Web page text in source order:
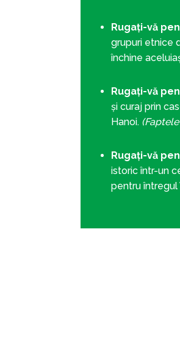
Rugați-vă
grupuri etnice
închine
Rugați-vă
și curaj prin
Hanoi.
Rugați-vă
istoric într-un
pentru întregul